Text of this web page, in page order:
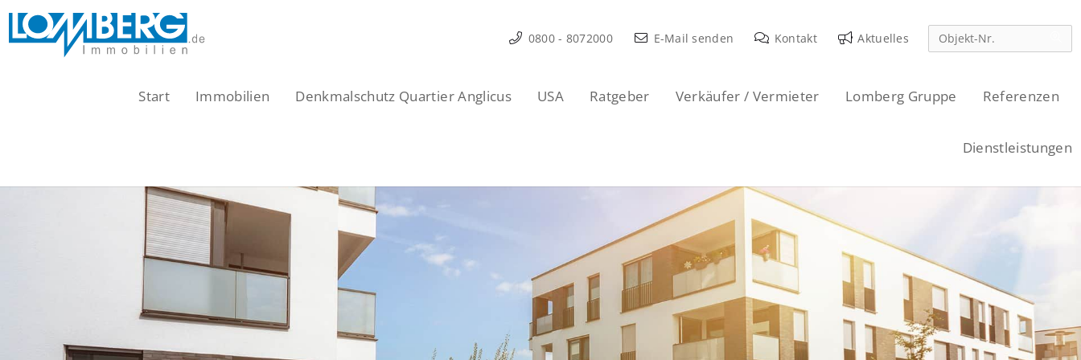
Zum
Inhalt
0800 - 8072000 E-Mail senden Kontakt Aktuelles
Start Immobilien Denkmalschutz Quartier Anglicus USA Ratgeber Verkäufer / Vermieter Lomberg Gruppe Referenzen
Dienstleistungen